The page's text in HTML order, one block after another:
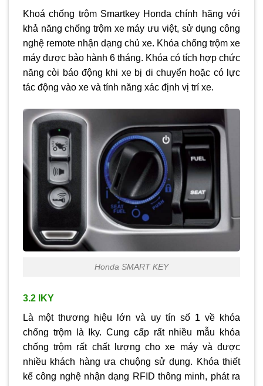
Khoá chống trộm Smartkey Honda chính hãng với
khả năng chống trộm xe máy ưu việt, sử dụng công
nghệ remote nhận dạng chủ xe. Khóa chống trộm xe
máy được bảo hành 6 tháng. Khóa có tích hợp chức
năng còi báo động khi xe bị di chuyển hoặc có lực
tác động vào xe và tính năng xác định vị trí xe.
Honda SMART KEY
3.2 IKY
Là một thương hiệu lớn và uy tín số 1 về khóa
chống trộm là Iky. Cung cấp rất nhiều mẫu khóa
chống trộm rất chất lượng cho xe máy và được
nhiều khách hàng ưa chuộng sử dụng. Khóa thiết
kế công nghệ nhận dạng RFID thông minh, phát ra